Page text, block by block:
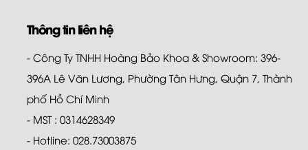
Thông tin liên hệ
- Công Ty TNHH Hoàng Bảo Khoa & Showroom: 396-
396A Lê Văn Lương, Phường Tân Hưng, Quận 7, Thành
phố Hồ Chí Minh
- MST : 0314628349
- Hotline: 028.73003875